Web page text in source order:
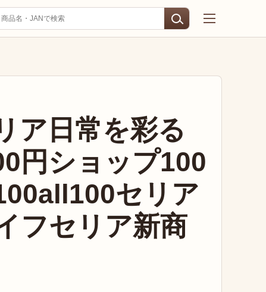
ア日常を彩る
円ショップ100
セリア
フセリア新商